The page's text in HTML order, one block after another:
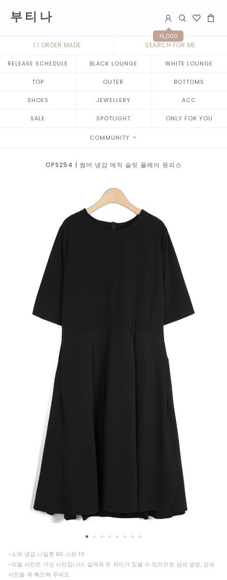
부 티 나
15,000
1:1 ORDER MADE SEARCH FOR ME
RELEASE SCHEDULE BLACK LOUNGE WHITE LOUNGE
TOP OUTER BOTTOMS
SHOES JEWELLERY ACC
SALE SPOTLIGHT ONLY FOR YOU
COMMUNITY
OPS254 | 썸머 냉감 매직 슬릿 플레어 원피스
-소재 냉감 나일론 90 스판 10
-모델 사진은 가상 사진입니다. 실제와 핏 차이가 있을 수 있으므로 상세 설명, 상세
사진을 꼭 확인해 주세요